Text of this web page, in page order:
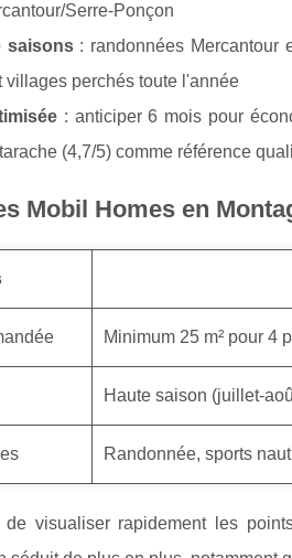
Serre-Ponçon
saisons: randonnées Mercantour
villages perchés toute l'année
: anticiper 6 mois pour
(4,7/5) comme référence
Mobil Homes en
Minimum 25 m² pour 4
Haute saison (juillet-
Randonnée, sports
visualiser rapidement les